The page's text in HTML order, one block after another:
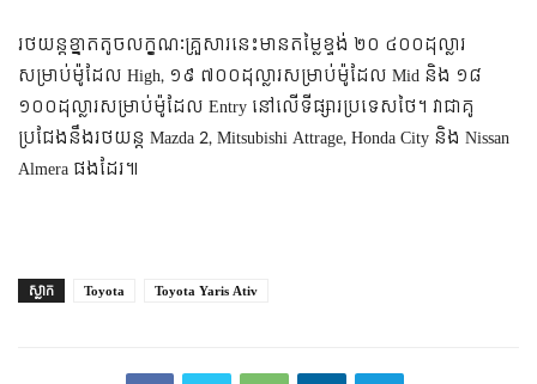
រថយន្តខ្នាតតូចលក្ខណៈគ្រួសារនេះមានតម្លៃខ្ទង់ ២០ ៤០០ដុល្លារ
សម្រាប់ម៉ូដែល High, ១៩ ៧០០ដុល្លារសម្រាប់ម៉ូដែល Mid និង ១៨
១០០ដុល្លារសម្រាប់ម៉ូដែល Entry នៅលើទីផ្សារប្រទេសថៃ។ វាជាគូ
ប្រជែងនឹងរថយន្ត Mazda 2, Mitsubishi Attrage, Honda City និង Nissan
Almera ផងដែរ៕
ស្លាក Toyota Toyota Yaris Ativ